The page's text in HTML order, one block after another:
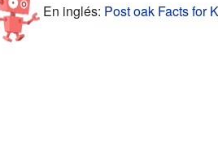
En inglés: Post oak Facts for